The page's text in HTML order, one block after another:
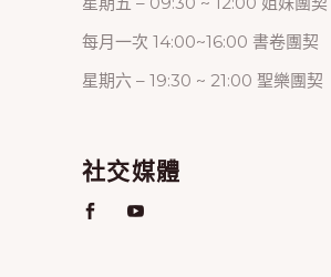
每月一次 14:00~16:00 書卷團契
星期六 – 19:30 ~ 21:00 聖樂團契
社交媒體